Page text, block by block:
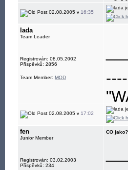
02.08.2005 v 16:35
lada
Team Leader
Registrován: 08.05.2002
Příspěvků: 2856
Team Member: MOD
02.08.2005 v 17:02
fen
Junior Member
Registrován: 03.02.2003
Příspěvků: 234
CO jako?